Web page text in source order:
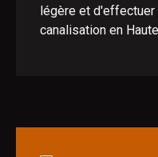
légère et d'effectuer
canalisation en